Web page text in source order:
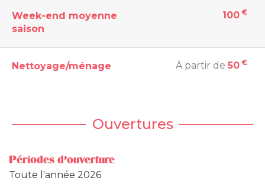
Week-end moyenne
saison
100 €
Nettoyage/ménage À partir de 50 €
Ouvertures
Périodes d'ouverture
Toute l'année 2026